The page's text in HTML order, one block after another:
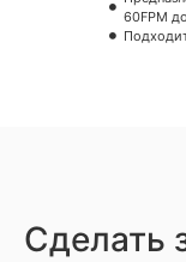
60FPM
Сделать